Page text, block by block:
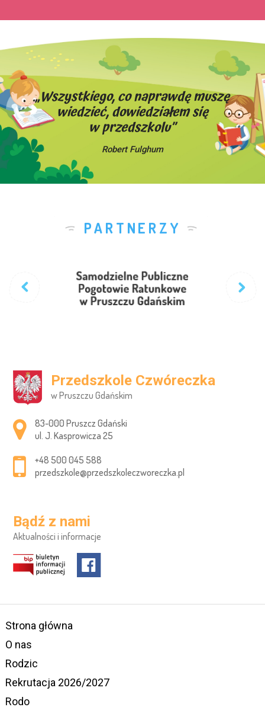
„Wszystkiego, co naprawdę muszę
wiedzieć, dowiedziałem się
w przedszkolu”
Robert Fulghum
PARTNERZY
Przedszkole Czwóreczka
w Pruszczu Gdańskim
Adres pocztowy:
83-000 Pruszcz Gdański
ul. J. Kasprowicza 25
+48 500 045 588
przedszkole@przedszkoleczworeczka.pl
Bądź z nami
Aktualności i informacje
Strona główna
O nas
Rodzic
Rekrutacja 2026/2027
Rodo